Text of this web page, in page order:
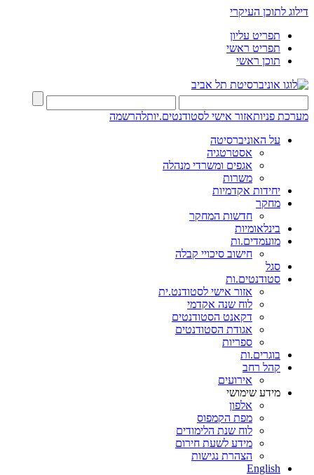
דילוג לתוכן העיקרי
תפריט עליון
תפריט ראשי
תוכן ראשי
מערכת פניותאזור אישי לסטודנטים.יותלהרשמה
על האוניברסיטה
אסטרטגיה
אגפים ומשרדי מנהלה
משרות
יחידות אקדמיות
מחקר
חדשות המחקר
בינלאומיות
מועמדים.ות
חישוב סיכויי קבלה
סגל
סטודנטים.ות
אזור אישי לסטודנט.ית
לוח שנה אקדמי
דקאנט הסטודנטים
אגודת הסטודנטים
ספריות
בוגרים.ות
קהל רחב
אירועים
מידע שימושי
אלפון
מפת הקמפוס
לוח שנת הלימודים
מידע לשעת חירום
הצהרת נגישות
English